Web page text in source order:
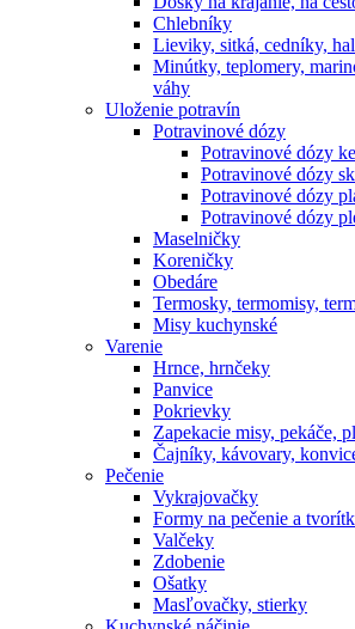
Chlebníky
Lieviky, sitká, cedníky,
Minútky, teplomery,
váhy
Uloženie potravín
Potravinové dózy
Potravinové dózy
Potravinové dózy
Potravinové dózy
Potravinové dózy
Maselničky
Koreničky
Obedáre
Termosky, termomisy,
Misy kuchynské
Varenie
Hrnce, hrnčeky
Panvice
Pokrievky
Zapekacie misy, pekáče,
Čajníky, kávovary,
Pečenie
Vykrajovačky
Formy na pečenie a
Valčeky
Zdobenie
Ošatky
Masľovačky, stierky